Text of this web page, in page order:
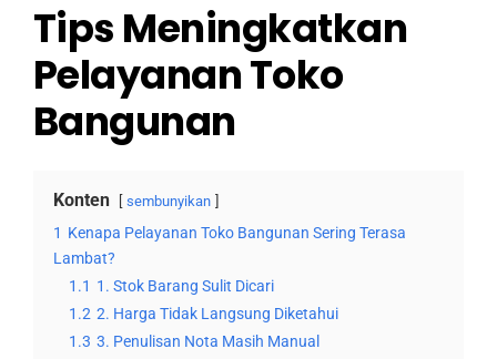
Tips Meningkatkan
Pelayanan Toko
Bangunan
Konten sembunyikan
1 Kenapa Pelayanan Toko Bangunan Sering Terasa
Lambat?
1.1 1. Stok Barang Sulit Dicari
1.2 2. Harga Tidak Langsung Diketahui
1.3 3. Penulisan Nota Masih Manual